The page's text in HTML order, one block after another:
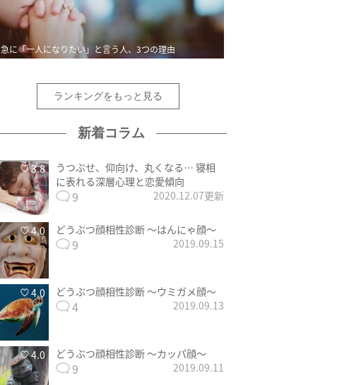
急に「一人になりたい」と言う人、3つの理由
ランキングをもっと見る
新着コラム
3.8
うつぶせ、仰向け、丸くなる… 寝相
に表れる深層心理と恋愛傾向
9 2020.12.07更新
4.0 どうぶつ顔相性診断 〜はんにゃ顔〜
9 2019.09.15
4.0 どうぶつ顔相性診断 〜ウミガメ顔〜
4 2019.09.13
4.0 どうぶつ顔相性診断 〜カッパ顔〜
9 2019.09.11